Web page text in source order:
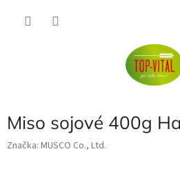
Miso sojové 400g
Značka: MUSCO Co., Ltd.